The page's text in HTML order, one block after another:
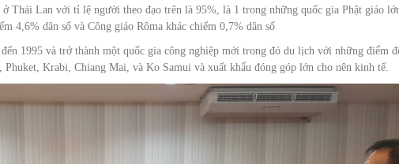
Thái Lan với tỉ lệ người theo đạo trên là 95%, là 1 trong những quốc gia Phật giáo
4,6% dân số và Công giáo Rôma khác chiếm 0,7% dân số
1995 và trở thành một quốc gia công nghiệp mới trong đó du lịch với những điểm
Krabi, Chiang Mai, và Ko Samui và xuất khẩu đóng góp lớn cho nên kinh tế.